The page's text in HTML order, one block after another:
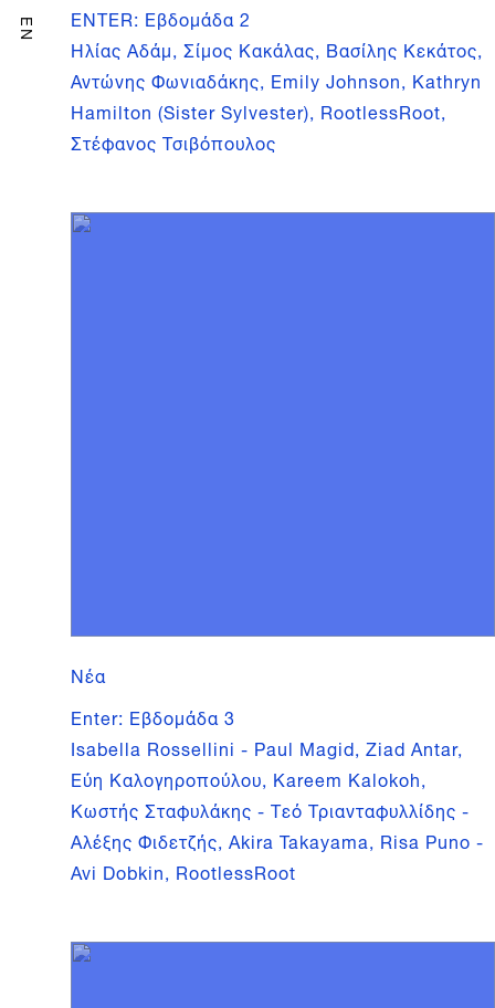
EN
ENTER: Εβδομάδα 2
Ηλίας Αδάμ, Σίμος Κακάλας, Βασίλης Κεκάτος,
Αντώνης Φωνιαδάκης, Emily Johnson, Kathryn
Hamilton (Sister Sylvester), RootlessRoot,
Στέφανος Τσιβόπουλος
Νέα
Enter: Εβδομάδα 3
Isabella Rossellini - Paul Magid, Ziad Antar,
Εύη Καλογηροπούλου, Kareem Kalokoh,
Κωστής Σταφυλάκης - Τεό Τριανταφυλλίδης -
Αλέξης Φιδετζής, Akira Takayama, Risa Puno -
Avi Dobkin, RootlessRoot